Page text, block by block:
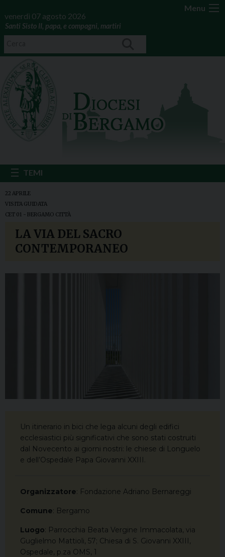
Menu
venerdì 07 agosto 2026
Santi Sisto II, papa, e compagni, martiri
22 APRILE
VISITA GUIDATA
CET 01 - BERGAMO CITTÀ
LA VIA DEL SACRO
CONTEMPORANEO
Un itinerario in bici che lega alcuni degli edifici
ecclesiastici più significativi che sono stati costruiti
dal Novecento ai giorni nostri: le chiese di Longuelo
e dell’Ospedale Papa Giovanni XXIII.
Organizzatore: Fondazione Adriano Bernareggi
Comune: Bergamo
Luogo: Parrocchia Beata Vergine Immacolata, via
Guglielmo Mattioli, 57; Chiesa di S. Giovanni XXIII,
Ospedale, p.za OMS, 1